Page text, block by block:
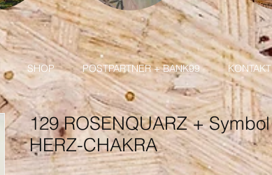
SHOP POSTPARTNER + BANK99 KONTAKT
129 ROSENQUARZ + Symbol
HERZ-CHAKRA